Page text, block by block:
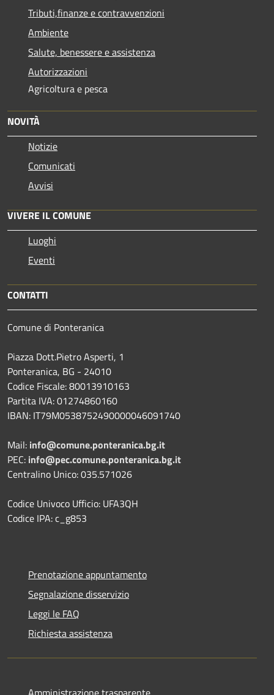
Tributi,finanze e contravvenzioni
Ambiente
Salute, benessere e assistenza
Autorizzazioni
Agricoltura e pesca
NOVITÀ
Notizie
Comunicati
Avvisi
VIVERE IL COMUNE
Luoghi
Eventi
CONTATTI
Comune di Ponteranica
Piazza Dott.Pietro Asperti, 1
Ponteranica, BG - 24010
Codice Fiscale: 80013910163
Partita IVA: 01274860160
IBAN: IT79M0538752490000046091740
Mail: info@comune.ponteranica.bg.it
PEC: info@pec.comune.ponteranica.bg.it
Centralino Unico: 035.571026
Codice Univoco Ufficio: UFA3QH
Codice IPA: c_g853
Prenotazione appuntamento
Segnalazione disservizio
Leggi le FAQ
Richiesta assistenza